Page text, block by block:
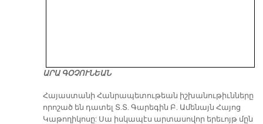
ԱՐԱ ԳՕՉՈՒՆԵԱՆ
​Հայաստանի Հանրապետութեան իշխանութիւնները
որոշած են դատել Տ.Տ. Գարեգին Բ. Ամենայն Հայոց
Կաթողիկոսը: Սա իսկապէս արտասովոր երեւոյթ մըն